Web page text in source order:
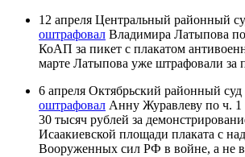
12 апреля Центральный районный
оштрафовал Владимира Латыпова
КоАП за пикет с плакатом
марте Латыпова уже штрафовали за
6 апреля Октябрьский районный суд
оштрафовал Анну Журавлеву по ч.
30 тысяч рублей за
Исаакиевской площади плаката с
Вооруженных сил РФ в войне, а не